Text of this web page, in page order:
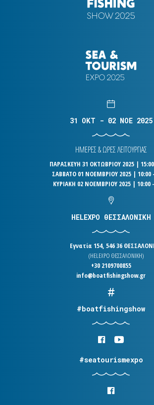
31 OKT - 02 NOE 2025
ΗΜΕΡΕΣ & ΩΡΕΣ ΛΕΙΤΟΥΡΓΙΑΣ
ΠΑΡΑΣΚΕΥΗ 31 ΟΚΤΩΒΡΙΟΥ 2025 |
ΣΑΒΒΑΤΟ 01 ΝΟΕΜΒΡΙΟΥ 2025 | 10:00
ΚΥΡΙΑΚΗ 02 ΝΟΕΜΒΡΙΟΥ 2025 | 10:00
HELEXPO ΘΕΣΣΑΛΟΝΙΚΗ
Εγνατία 154, 546 36
(HELEXPO ΘΕΣΣΑΛΟΝΙΚΗ)
+30 2109700855
info@boatfishingshow.gr
#boatfishingshow
#seatourismexpo